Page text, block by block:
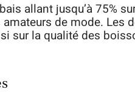
allant jusqu’à 75%
de mode. Les
sur la qualité des